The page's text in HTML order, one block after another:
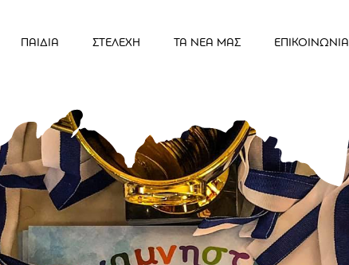
ΠΑΙΔΙΑ ΣΤΕΛΕΧΗ ΤΑ ΝΕΑ ΜΑΣ ΕΠΙΚΟΙΝΩΝΙΑ